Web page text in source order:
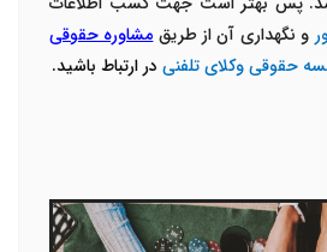
و نگهداری آن از طریقمشاوره حقوقی
حقوقی وکلای تلفنی در ارتباط باشید.